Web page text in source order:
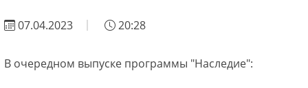
07.04.2023 20:28
В очередном выпуске программы "Наследие":